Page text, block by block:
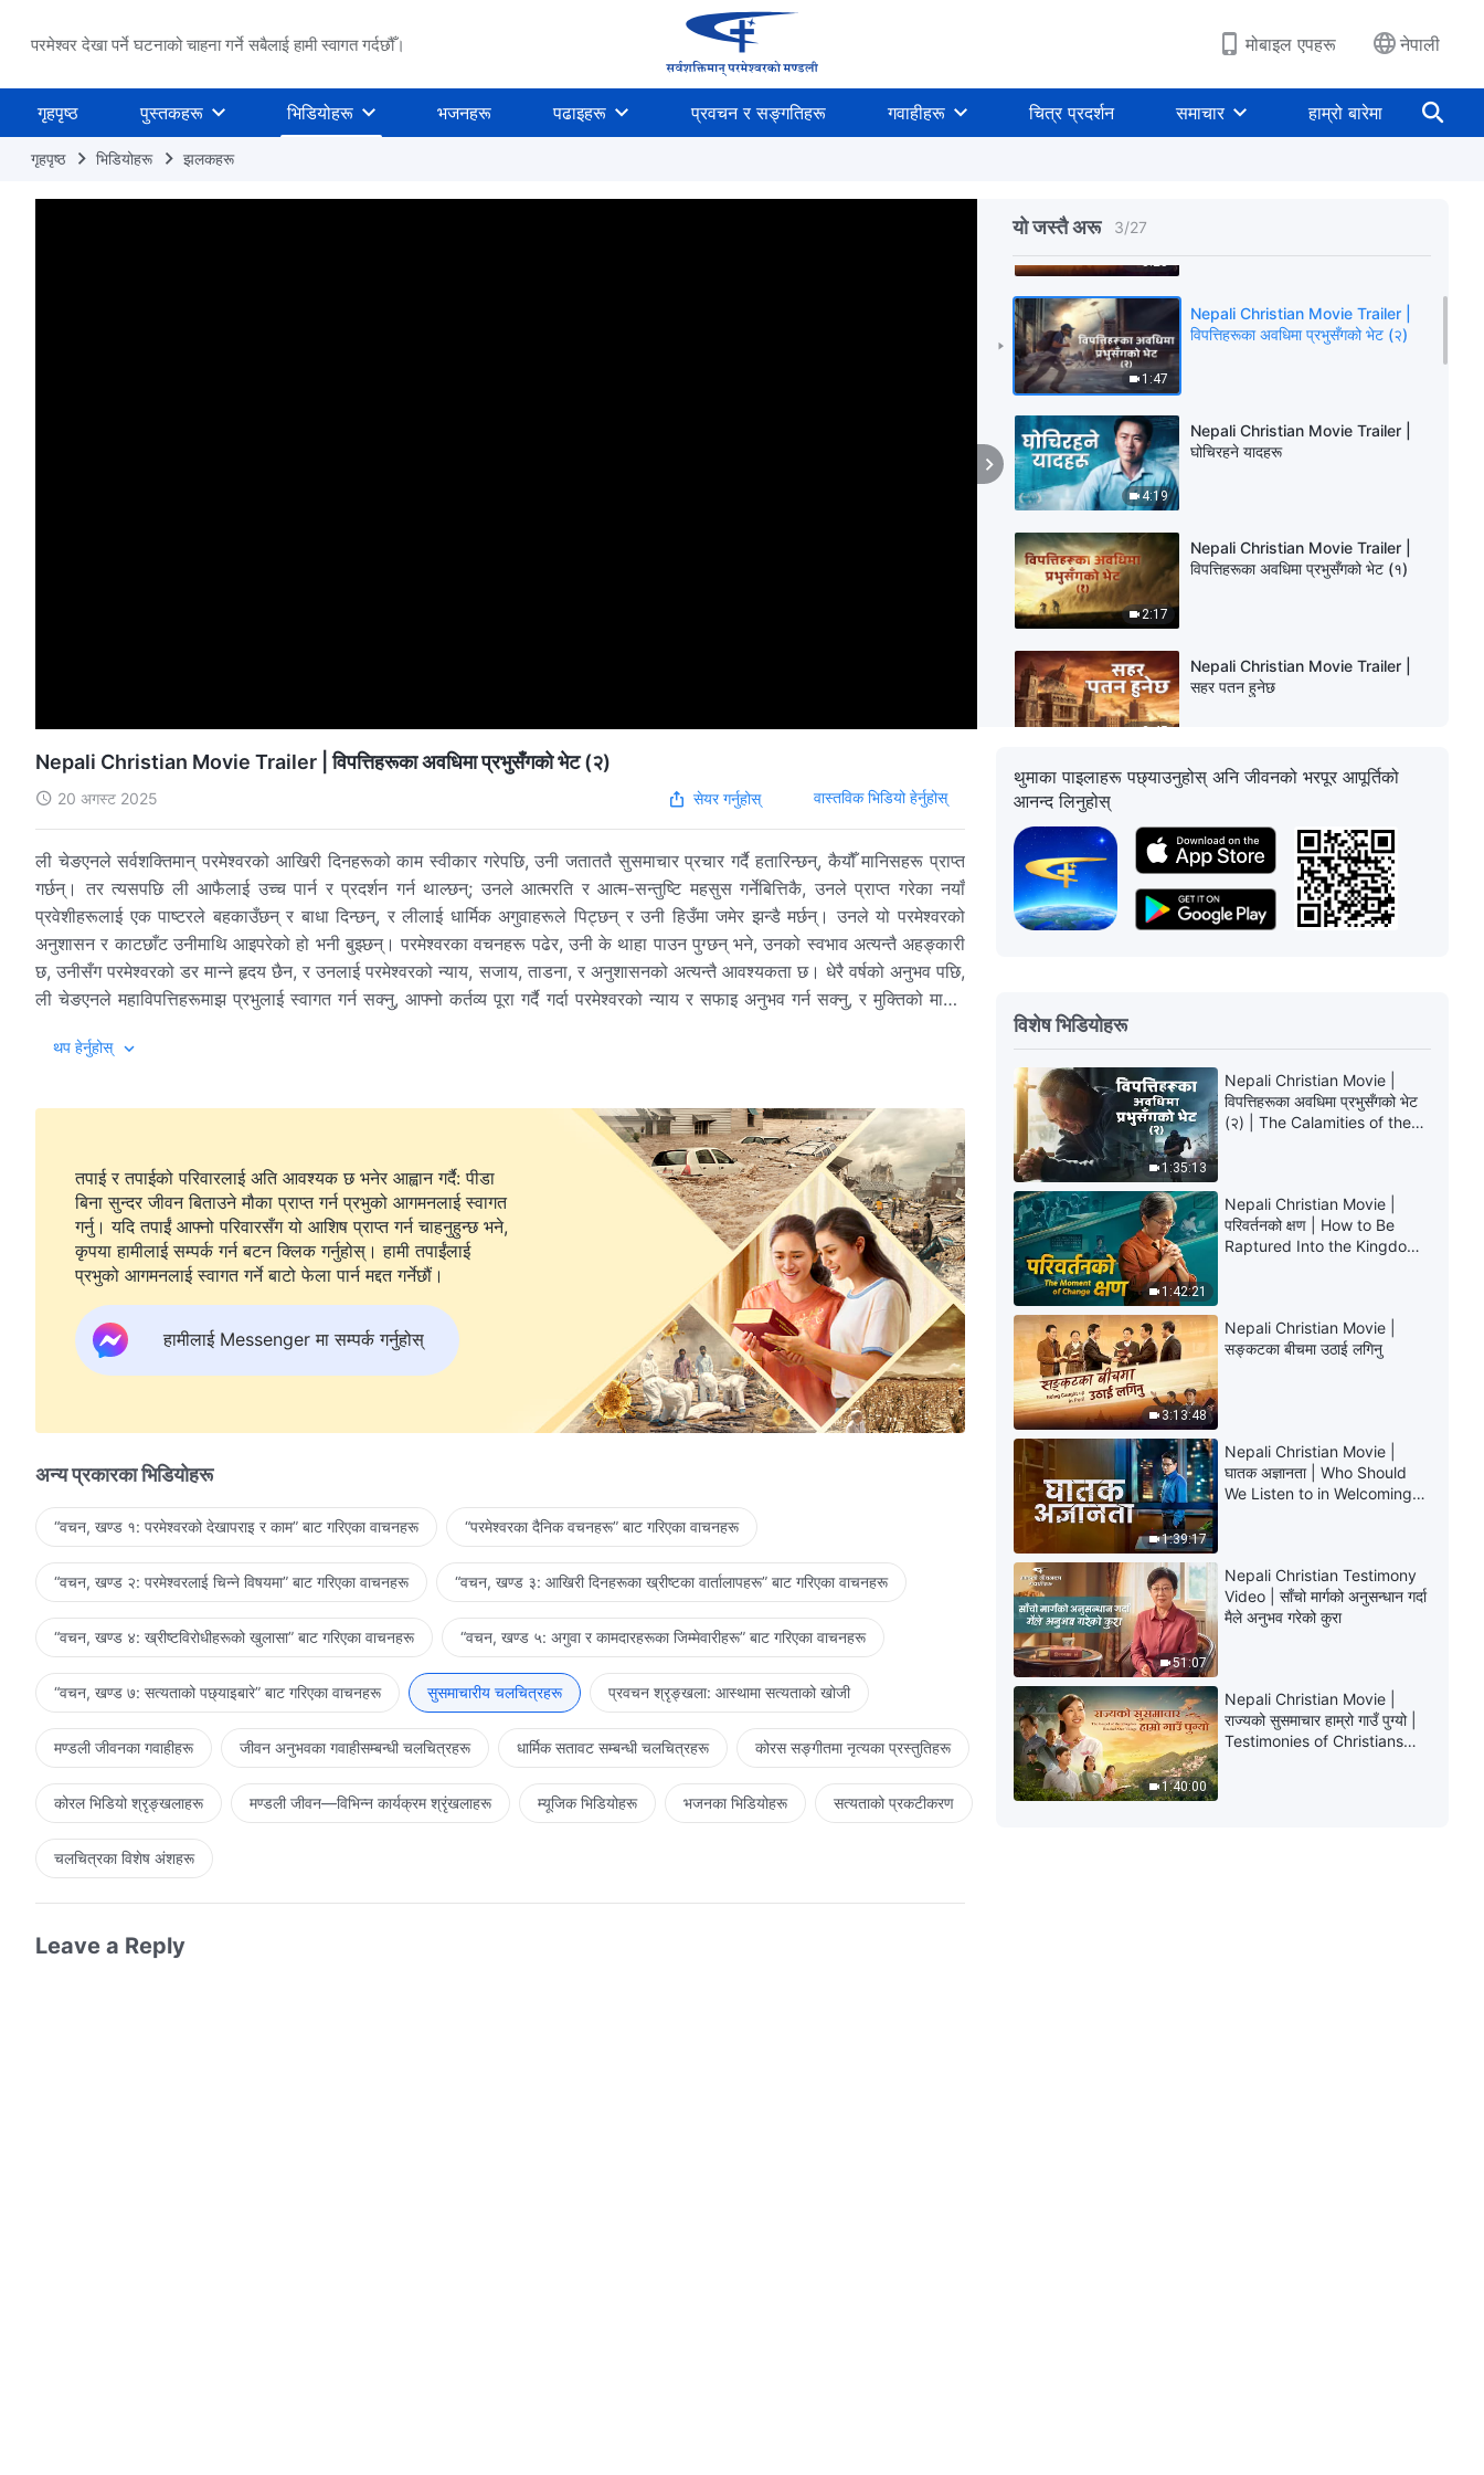
परमेश्वर देखा पर्ने घटनाको चाहना गर्ने सबैलाई हामी स्वागत गर्दछौँ। मोबाइल एपहरू नेपाली
गृहपृष्ठ पुस्तकहरू भिडियोहरू भजनहरू पढाइहरू प्रवचन र सङ्गतिहरू गवाहीहरू चित्र प्रदर्शन समाचार हाम्रो बारेमा
गृहपृष्ठ भिडियोहरू झलकहरू
यो जस्तै अरू 3/27
3:25
1:47
Nepali Christian Movie Trailer |
विपत्तिहरूका अवधिमा प्रभुसँगको भेट (२)
4:19
Nepali Christian Movie Trailer |
घोचिरहने यादहरू
2:17
Nepali Christian Movie Trailer |
विपत्तिहरूका अवधिमा प्रभुसँगको भेट (१)
2:45
Nepali Christian Movie Trailer |
सहर पतन हुनेछ
3:05
Nepali Christian Movie Trailer |
Nepali Christian Movie Trailer |
परमेश्‍वरमाथिको विश्‍वास
2:46
3:06
Nepali Christian Movie Trailer |
प्रतीक्षा
3:01
Nepali Christian Movie Trailer |
कसले परमेश्‍वरलाई फेरि क्रूसमा टाँगिरहेको
छ
4:10
एउटा खतरनाक सुसमाचार यात्रा
2:55
Nepali Christian Movie Trailer |
पासो तोडाइ
2:54
Nepali Christian Movie Trailer |
इमानदारीतामा सूर्य कहिल्यै अस्ताउँदैन
3:30
Nepali Christian Movie Trailer |
भक्तिको रहस्य: उत्तरकथा
Nepali Christian Movie Trailer | विपत्तिहरूका अवधिमा प्रभुसँगको भेट (२)
20 अगस्ट 2025 सेयर गर्नुहोस् वास्तविक भिडियो हेर्नुहोस्
ली चेङएनले सर्वशक्तिमान् परमेश्वरको आखिरी दिनहरूको काम स्वीकार गरेपछि, उनी जताततै सुसमाचार प्रचार गर्दै हतारिन्छन्, कैयौँ मानिसहरू प्राप्त
गर्छन्। तर त्यसपछि ली आफैलाई उच्च पार्न र प्रदर्शन गर्न थाल्छन्; उनले आत्मरति र आत्म-सन्तुष्टि महसुस गर्नेबित्तिकै, उनले प्राप्त गरेका नयाँ
प्रवेशीहरूलाई एक पाष्टरले बहकाउँछन् र बाधा दिन्छन्, र लीलाई धार्मिक अगुवाहरूले पिट्छन् र उनी हिउँमा जमेर झन्डै मर्छन्। उनले यो परमेश्वरको
अनुशासन र काटछाँट उनीमाथि आइपरेको हो भनी बुझ्छन्। परमेश्वरका वचनहरू पढेर, उनी के थाहा पाउन पुग्छन् भने, उनको स्वभाव अत्यन्तै अहङ्कारी
छ, उनीसँग परमेश्वरको डर मान्ने हृदय छैन, र उनलाई परमेश्वरको न्याय, सजाय, ताडना, र अनुशासनको अत्यन्तै आवश्यकता छ। धेरै वर्षको अनुभव पछि,
ली चेङएनले महाविपत्तिहरूमाझ प्रभुलाई स्वागत गर्न सक्नु, आफ्नो कर्तव्य पूरा गर्दै गर्दा परमेश्वरको न्याय र सफाइ अनुभव गर्न सक्नु, र मुक्तिको मार्गमा
कथानक चलचित्र—विपत्तिहरूका अवधिमा प्रभुसँगको भेट (२)—को रिलिजका लागि प्रतीक्षारत भएर बस्नुहुनेछ।
थप हेर्नुहोस्
तपाई र तपाईको परिवारलाई अति आवश्यक छ भनेर आह्वान गर्दै: पीडा
बिना सुन्दर जीवन बिताउने मौका प्राप्त गर्न प्रभुको आगमनलाई स्वागत
गर्नु। यदि तपाईं आफ्नो परिवारसँग यो आशिष प्राप्त गर्न चाहनुहुन्छ भने,
कृपया हामीलाई सम्पर्क गर्न बटन क्लिक गर्नुहोस्। हामी तपाईंलाई
प्रभुको आगमनलाई स्वागत गर्ने बाटो फेला पार्न मद्दत गर्नेछौं।
हामीलाई Messenger मा सम्पर्क गर्नुहोस्
अन्य प्रकारका भिडियोहरू
“वचन, खण्ड १: परमेश्‍वरको देखापराइ र काम” बाट गरिएका वाचनहरू “परमेश्‍वरका दैनिक वचनहरू” बाट गरिएका वाचनहरू
“वचन, खण्ड २: परमेश्‍वरलाई चिन्‍ने विषयमा” बाट गरिएका वाचनहरू “वचन, खण्ड ३: आखिरी दिनहरूका ख्रीष्टका वार्तालापहरू” बाट गरिएका वाचनहरू
“वचन, खण्ड ४: ख्रीष्टविरोधीहरूको खुलासा” बाट गरिएका वाचनहरू “वचन, खण्ड ५: अगुवा र कामदारहरूका जिम्‍मेवारीहरू” बाट गरिएका वाचनहरू
“वचन, खण्ड ७: सत्यताको पछ्याइबारे” बाट गरिएका वाचनहरू सुसमाचारीय चलचित्रहरू प्रवचन श्रृङ्खला: आस्थामा सत्यताको खोजी
मण्डली जीवनका गवाहीहरू जीवन अनुभवका गवाहीसम्‍बन्धी चलचित्रहरू धार्मिक सतावट सम्‍बन्धी चलचित्रहरू कोरस सङ्गीतमा नृत्यका प्रस्तुतिहरू
कोरल भिडियो श्रृङ्खलाहरू मण्डली जीवन—विभिन्‍न कार्यक्रम श्रृंखलाहरू म्यूजिक भिडियोहरू भजनका भिडियोहरू सत्यताको प्रकटीकरण
चलचित्रका विशेष अंशहरू
Leave a Reply
थुमाका पाइलाहरू पछ्याउनुहोस् अनि जीवनको भरपूर आपूर्तिको
आनन्द लिनुहोस्
विशेष भिडियोहरू
1:35:13
Nepali Christian Movie |
विपत्तिहरूका अवधिमा प्रभुसँगको भेट
(२) | The Calamities of the
1:42:21
Nepali Christian Movie |
परिवर्तनको क्षण | How to Be
Raptured Into the Kingdom
3:13:48
Nepali Christian Movie |
सङ्कटका बीचमा उठाई लगिनु
1:39:17
Nepali Christian Movie |
घातक अज्ञानता | Who Should
We Listen to in Welcoming
51:07
Nepali Christian Testimony
Video | साँचो मार्गको अनुसन्धान गर्दा
मैले अनुभव गरेको कुरा
1:40:00
Nepali Christian Movie |
राज्यको सुसमाचार हाम्रो गाउँ पुग्यो |
Testimonies of Christians